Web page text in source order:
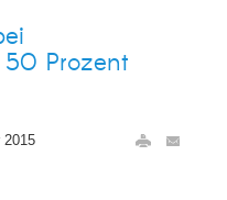
50 Prozent
2015